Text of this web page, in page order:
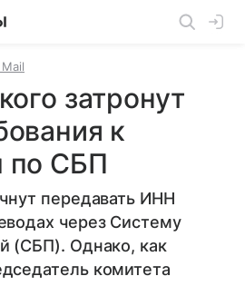
затронут
к
по СБП
передавать ИНН
через Систему
(СБП). Однако, как
комитета